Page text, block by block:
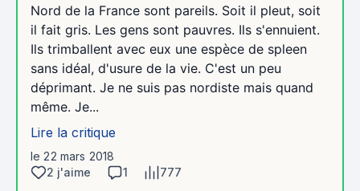
Nord de la France sont pareils. Soit il pleut, soit
il fait gris. Les gens sont pauvres. Ils s'ennuient.
Ils trimballent avec eux une espèce de spleen
sans idéal, d'usure de la vie. C'est un peu
déprimant. Je ne suis pas nordiste mais quand
même. Je...
Lire la critique
le 22 mars 2018
2 j'aime
1 777